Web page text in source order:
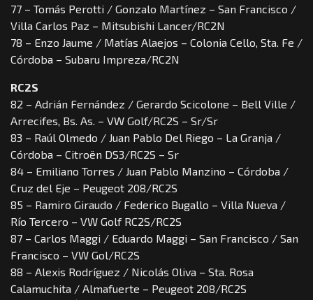
77 – Tomás Perotti / Gonzalo Martínez – San Francisco /
Villa Carlos Paz – Mitsubishi Lancer/RC2N
78 – Enzo Jaume / Matías Alaejos – Colonia Cello, Sta. Fe /
Córdoba – Subaru Impreza/RC2N
RC2S
82 – Adrián Fernández / Gerardo Scicolone – Bell Ville /
Arrecifes, Bs. As. – VW Golf/RC2S – Sr/Sr
83 – Raúl Olmedo / Juan Pablo Del Riego – La Granja /
Córdoba – Citroën DS3/RC2S – Sr
84 – Emiliano Torres / Juan Pablo Manzino – Córdoba /
Cruz del Eje – Peugeot 208/RC2S
85 – Ramiro Giraudo / Federico Bugallo – Villa Nueva /
Río Tercero – VW Golf RC2S/RC2S
87 – Carlos Maggi / Eduardo Maggi – San Francisco / San
Francisco – VW Gol/RC2S
88 – Alexis Rodríguez / Nicolás Oliva – Sta. Rosa
Calamuchita / Almafuerte – Peugeot 208/RC2S